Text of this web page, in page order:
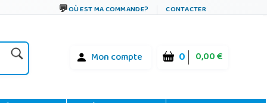
OÙ EST MA COMMANDE? CONTACTER
Mon compte 0 0,00 €